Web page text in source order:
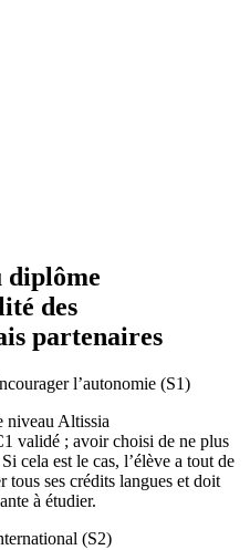
diplôme
des
partenaires
l’autonomie (S1)
niveau Altissia
validé ; avoir choisi de ne plus
cela est le cas, l’élève a tout de
tous ses crédits langues et doit
à étudier.
(S2)